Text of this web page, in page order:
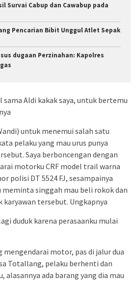
Survai Cabup dan Cawabup pada
Pencarian Bibit Unggul Atlet Sepak
dugaan Perzinahan: Kapolres
sama Aldi kakak saya, untuk bertemu
untuk menemui salah satu
pelaku yang mau urus punya
Saya berboncengan dengan
motorku CRF model trail warna
polisi DT 5524 FJ, sesampainya
singgah mau beli rokok dan
karyawan tersebut. Ungkapnya
duduk karena perasaanku mulai
mengendarai motor, pas di jalur dua
Totallang, pelaku berhenti dan
alasannya ada barang yang dia mau